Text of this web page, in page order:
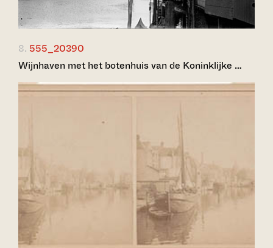
8. 555_20390
Wijnhaven met het botenhuis van de Koninklijke …